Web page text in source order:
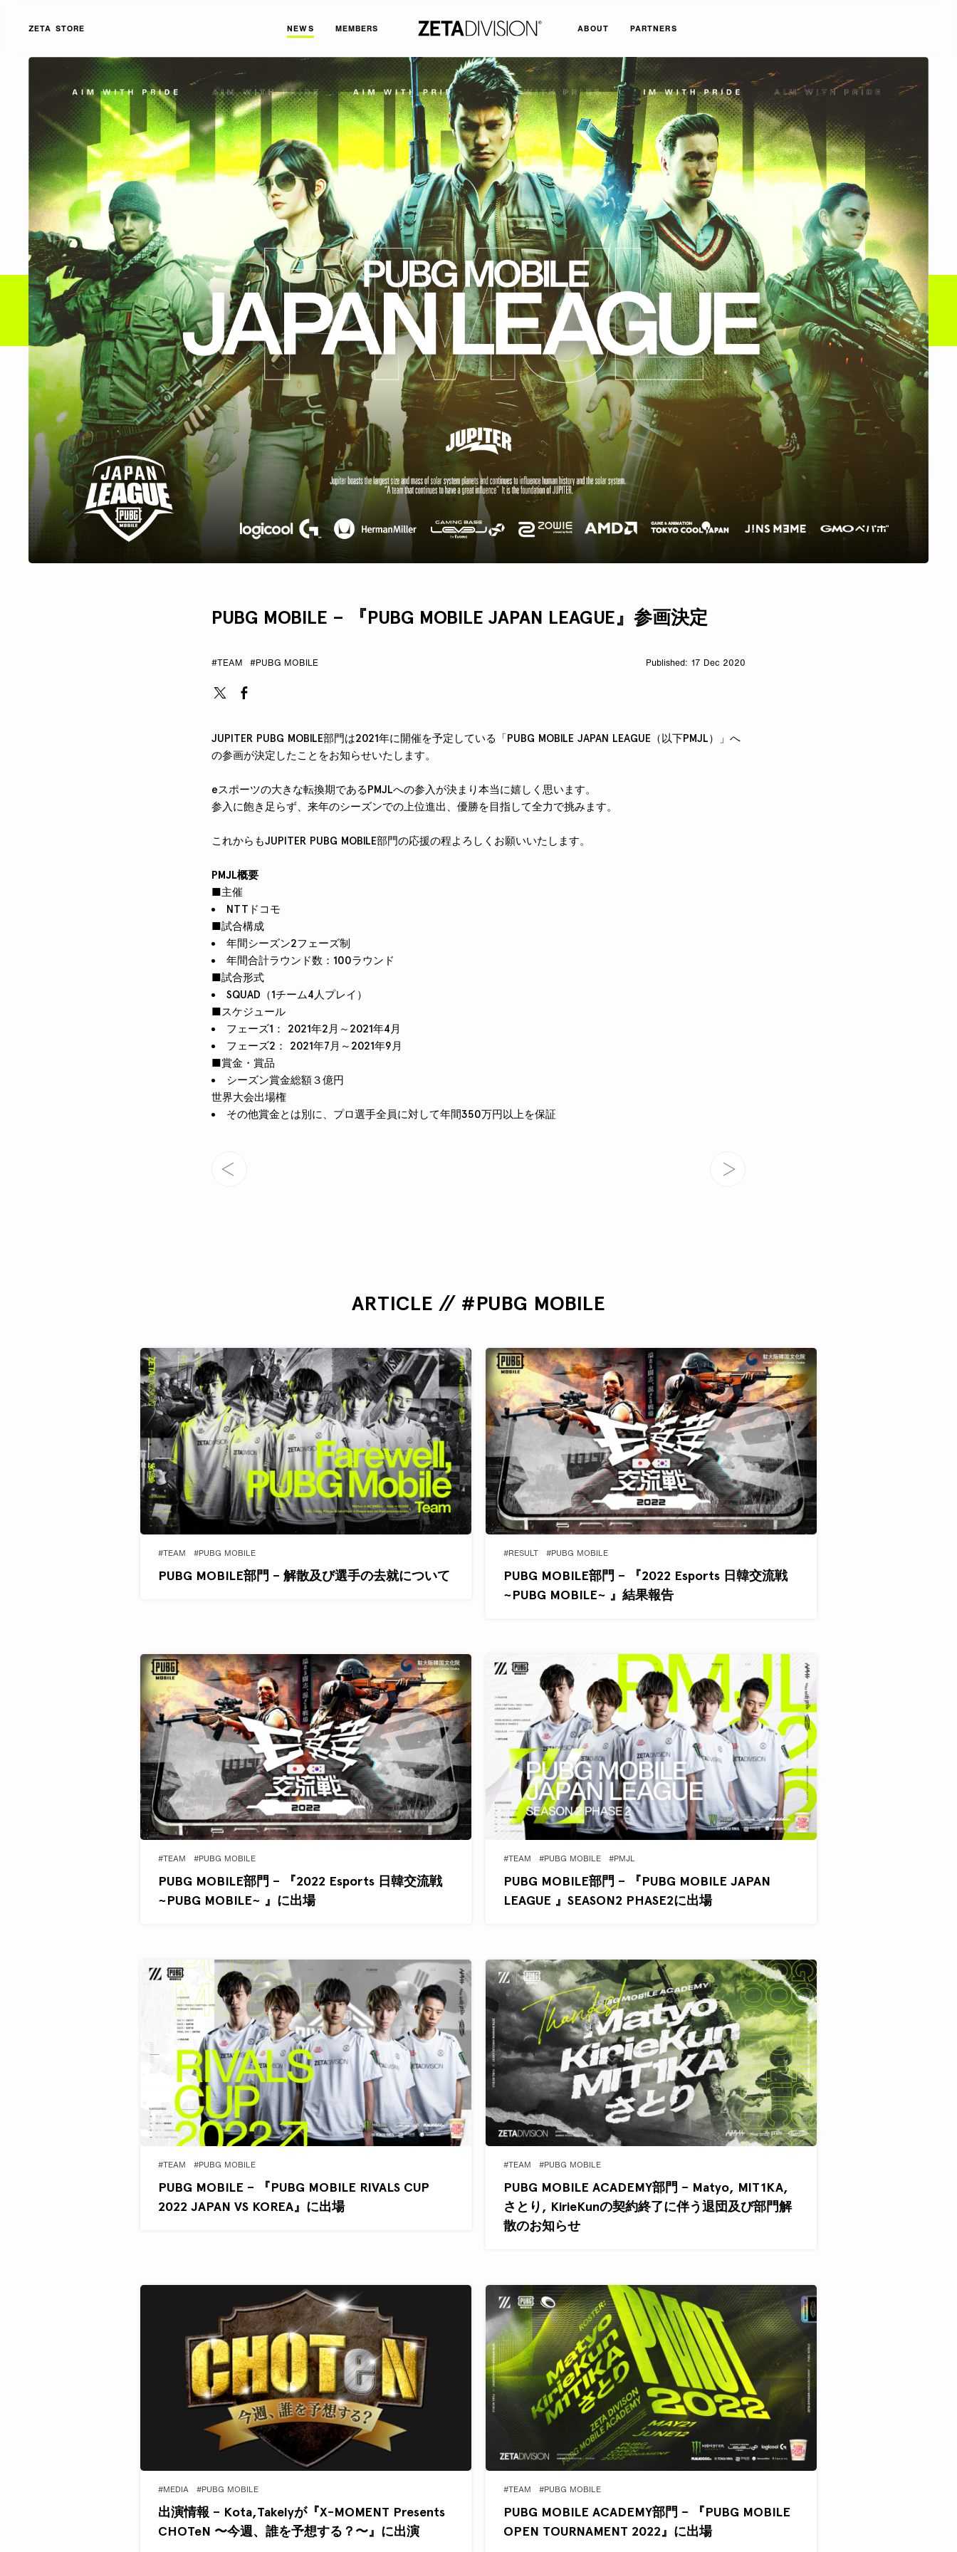
NEWS MEMBERS ABOUT PARTNERS
ZETA STORE
PUBG MOBILE – 『PUBG MOBILE JAPAN LEAGUE』参画決定
#TEAM #PUBG MOBILE 17 Dec 2020
JUPITER PUBG MOBILE部門は2021年に開催を予定している「PUBG MOBILE JAPAN LEAGUE（以下PMJL）」へ
の参画が決定したことをお知らせいたします。
eスポーツの大きな転換期であるPMJLへの参入が決まり本当に嬉しく思います。
参入に飽き足らず、来年のシーズンでの上位進出、優勝を目指して全力で挑みます。
これからもJUPITER PUBG MOBILE部門の応援の程よろしくお願いいたします。
PMJL概要
■主催
NTTドコモ
■試合構成
年間シーズン2フェーズ制
年間合計ラウンド数：100ラウンド
■試合形式
SQUAD（1チーム4人プレイ）
■スケジュール
フェーズ1： 2021年2月～2021年4月
フェーズ2： 2021年7月～2021年9月
■賞金・賞品
シーズン賞金総額３億円
世界大会出場権
その他賞金とは別に、プロ選手全員に対して年間350万円以上を保証
ARTICLE // #PUBG MOBILE
#TEAM #PUBG MOBILE
PUBG MOBILE部門 – 解散及び選手の去就について
#RESULT #PUBG MOBILE
PUBG MOBILE部門 – 『2022 Esports 日韓交流戦
~PUBG MOBILE~ 』結果報告
#TEAM #PUBG MOBILE
PUBG MOBILE部門 – 『2022 Esports 日韓交流戦
~PUBG MOBILE~ 』に出場
#TEAM #PUBG MOBILE #PMJL
PUBG MOBILE部門 – 『PUBG MOBILE JAPAN
LEAGUE 』SEASON2 PHASE2に出場
#TEAM #PUBG MOBILE
PUBG MOBILE – 『PUBG MOBILE RIVALS CUP
2022 JAPAN VS KOREA』に出場
#TEAM #PUBG MOBILE
PUBG MOBILE ACADEMY部門 – Matyo, MIT1KA,
さとり, KirieKunの契約終了に伴う退団及び部門解
散のお知らせ
#MEDIA #PUBG MOBILE
出演情報 – Kota,Takelyが『X-MOMENT Presents
CHOTeN 〜今週、誰を予想する？〜』に出演
#TEAM #PUBG MOBILE
PUBG MOBILE ACADEMY部門 – 『PUBG MOBILE
OPEN TOURNAMENT 2022』に出場